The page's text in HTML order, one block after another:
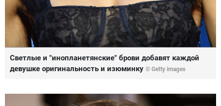
Светлые и "инопланетянские" брови добавят каждой
девушке оригинальность и изюминку © Getty images